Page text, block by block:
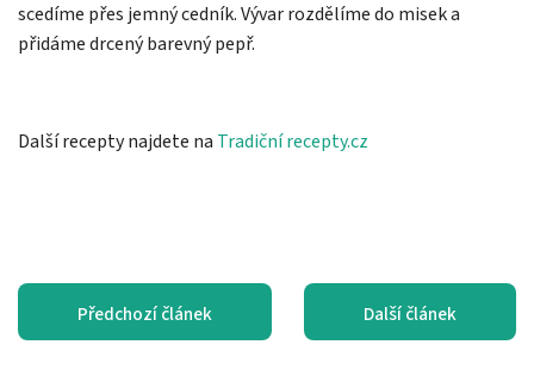
scedíme přes jemný cedník. Vývar rozdělíme do misek a
přidáme drcený barevný pepř.
Další recepty najdete na Tradiční recepty.cz
Předchozí článek Další článek